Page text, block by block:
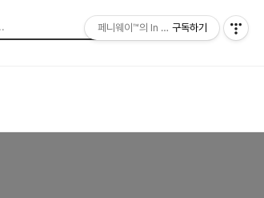
페니웨이™의 In This Film
구독하기